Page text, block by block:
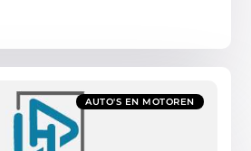
AUTO'S EN MOTOREN